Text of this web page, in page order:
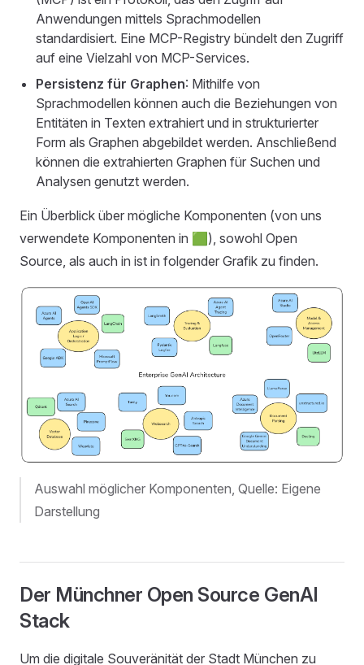
Anwendungen mittels Sprachmodellen
standardisiert. Eine MCP-Registry bündelt den Zugriff
auf eine Vielzahl von MCP-Services.
Persistenz für Graphen: Mithilfe von
Sprachmodellen können auch die Beziehungen von
Entitäten in Texten extrahiert und in strukturierter
Form als Graphen abgebildet werden. Anschließend
können die extrahierten Graphen für Suchen und
Analysen genutzt werden.
Ein Überblick über mögliche Komponenten (von uns
verwendete Komponenten in 🟩), sowohl Open
Source, als auch in ist in folgender Grafik zu finden.
Auswahl möglicher Komponenten, Quelle: Eigene
Darstellung
Der Münchner Open Source GenAI
Stack
Um die digitale Souveränität der Stadt München zu